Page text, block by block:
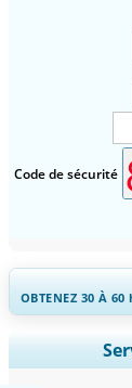
Code de sécurité
OBTENEZ 30 À 60
Ampliar a
Perfis de